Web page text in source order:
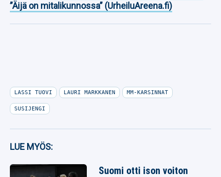
”Äijä on mitalikunnossa” (UrheiluAreena.fi)
LASSI TUOVI LAURI MARKKANEN MM-KARSINNAT
SUSIJENGI
LUE MYÖS:
Suomi otti ison voiton